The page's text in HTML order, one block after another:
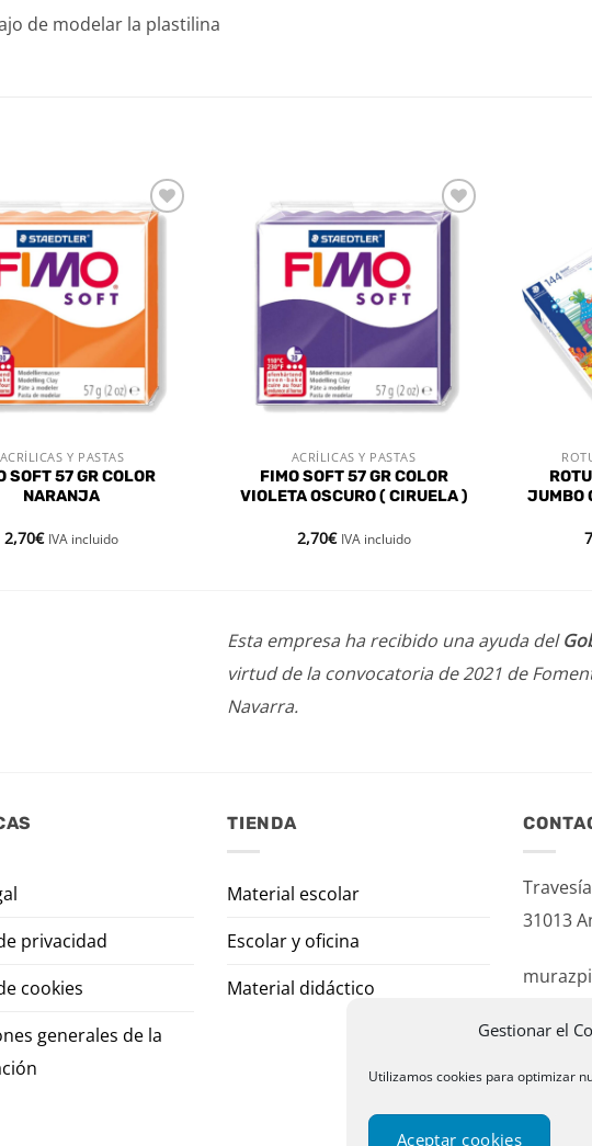
Gestionar el
Utilizamos cookies para optimizar
Aceptar cookies
de modelar la plastilina
Añadir
VISTA RÁPIDA
ACRÍLICAS Y PASTAS
SOFT 57 GR COLOR
NARANJA
2,70€ IVA incluido
Añadir
VISTA RÁPIDA
ACRÍLICAS Y PASTAS
FIMO SOFT 57 GR COLOR
VIOLETA OSCURO ( CIRUELA )
2,70€ IVA incluido
JUMBO
Esta empresa ha recibido una ayuda del
virtud de la convocatoria de 2021 de
Navarra.
privacidad
cookies
generales de la
TIENDA
Material escolar
Escolar y oficina
Material didáctico
31013